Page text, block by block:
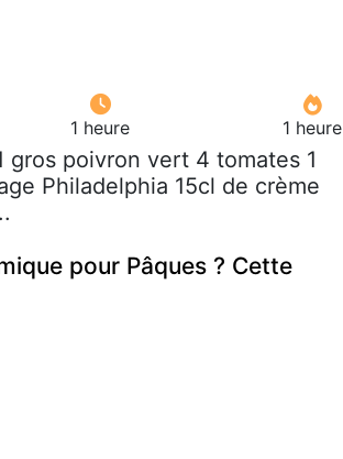
1 heure 1 heure
gros poivron vert 4 tomates 1
Philadelphia 15cl de crème
pour Pâques ? Cette